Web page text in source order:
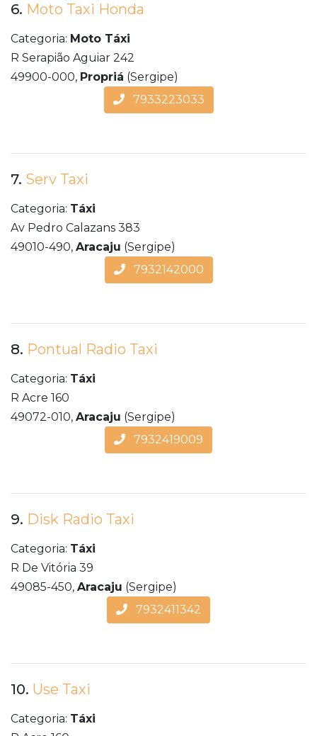
6. Moto Taxi Honda
Categoria: Moto Táxi
R Serapião Aguiar 242
49900-000, Propriá (Sergipe)
7933223033
7. Serv Taxi
Categoria: Táxi
Av Pedro Calazans 383
49010-490, Aracaju (Sergipe)
7932142000
8. Pontual Radio Taxi
Categoria: Táxi
R Acre 160
49072-010, Aracaju (Sergipe)
7932419009
9. Disk Radio Taxi
Categoria: Táxi
R De Vitória 39
49085-450, Aracaju (Sergipe)
7932411342
10. Use Taxi
Categoria: Táxi